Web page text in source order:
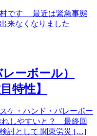
村です 最近は緊急事態
来なくなりました
ーボール）
特性】
ケ・ハンド・バレーボー
しやすいと？ 最終回
討として 関東労災 […]